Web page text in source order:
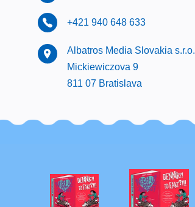
+421 940 648 633
Albatros Media Slovakia s.r.o.
Mickiewiczova 9
811 07 Bratislava